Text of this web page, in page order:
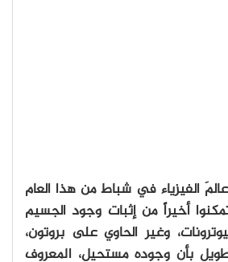
الفيزياء في شباط من هذا العام
أخيراً من إثبات وجود الجسيم
وغير الحاوي على بروتون،
بأن وجوده مستحيل، المعروف